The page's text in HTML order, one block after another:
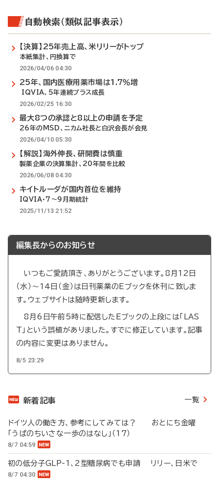
自動検索（類似記事表示）
【決算】25年売上高、米リリーがトップ
本紙集計、円換算で
2026/04/06 04:30
25年、国内医療用薬市場は1.7％増
IQVIA、5年連続プラス成長
2026/02/25 16:30
最大8つの承認と8以上の申請を予定
26年のMSD、ニカム社長と白沢会長が会見
2026/04/10 05:30
【解説】海外伸長、研開費は慎重
製薬企業の決算集計、20年間を比較
2026/06/08 04:30
キイトルーダが国内首位を維持
IQVIA・7～9月期統計
2025/11/13 21:52
編集長からのお知らせ
いつもご愛読頂き、ありがとうございます。8月12日
（水）～14日（金）は日刊薬業のEブックを休刊に致しま
す。ウェブサイトは随時更新します。
8月6日午前5時に配信したEブックの上段には「LAS
T」という誤植がありました。すでに修正しています。記事
の内容に変更はありません。
8/5 23:29
新着記事 一覧
ドイツ人の働き方、参考にしてみては？ おとにち金曜
「うぱのちいさな一歩のはなし」（17）
8/7 04:59
初の低分子GLP-1、2型糖尿病でも申請 リリー、日米で
8/7 04:30